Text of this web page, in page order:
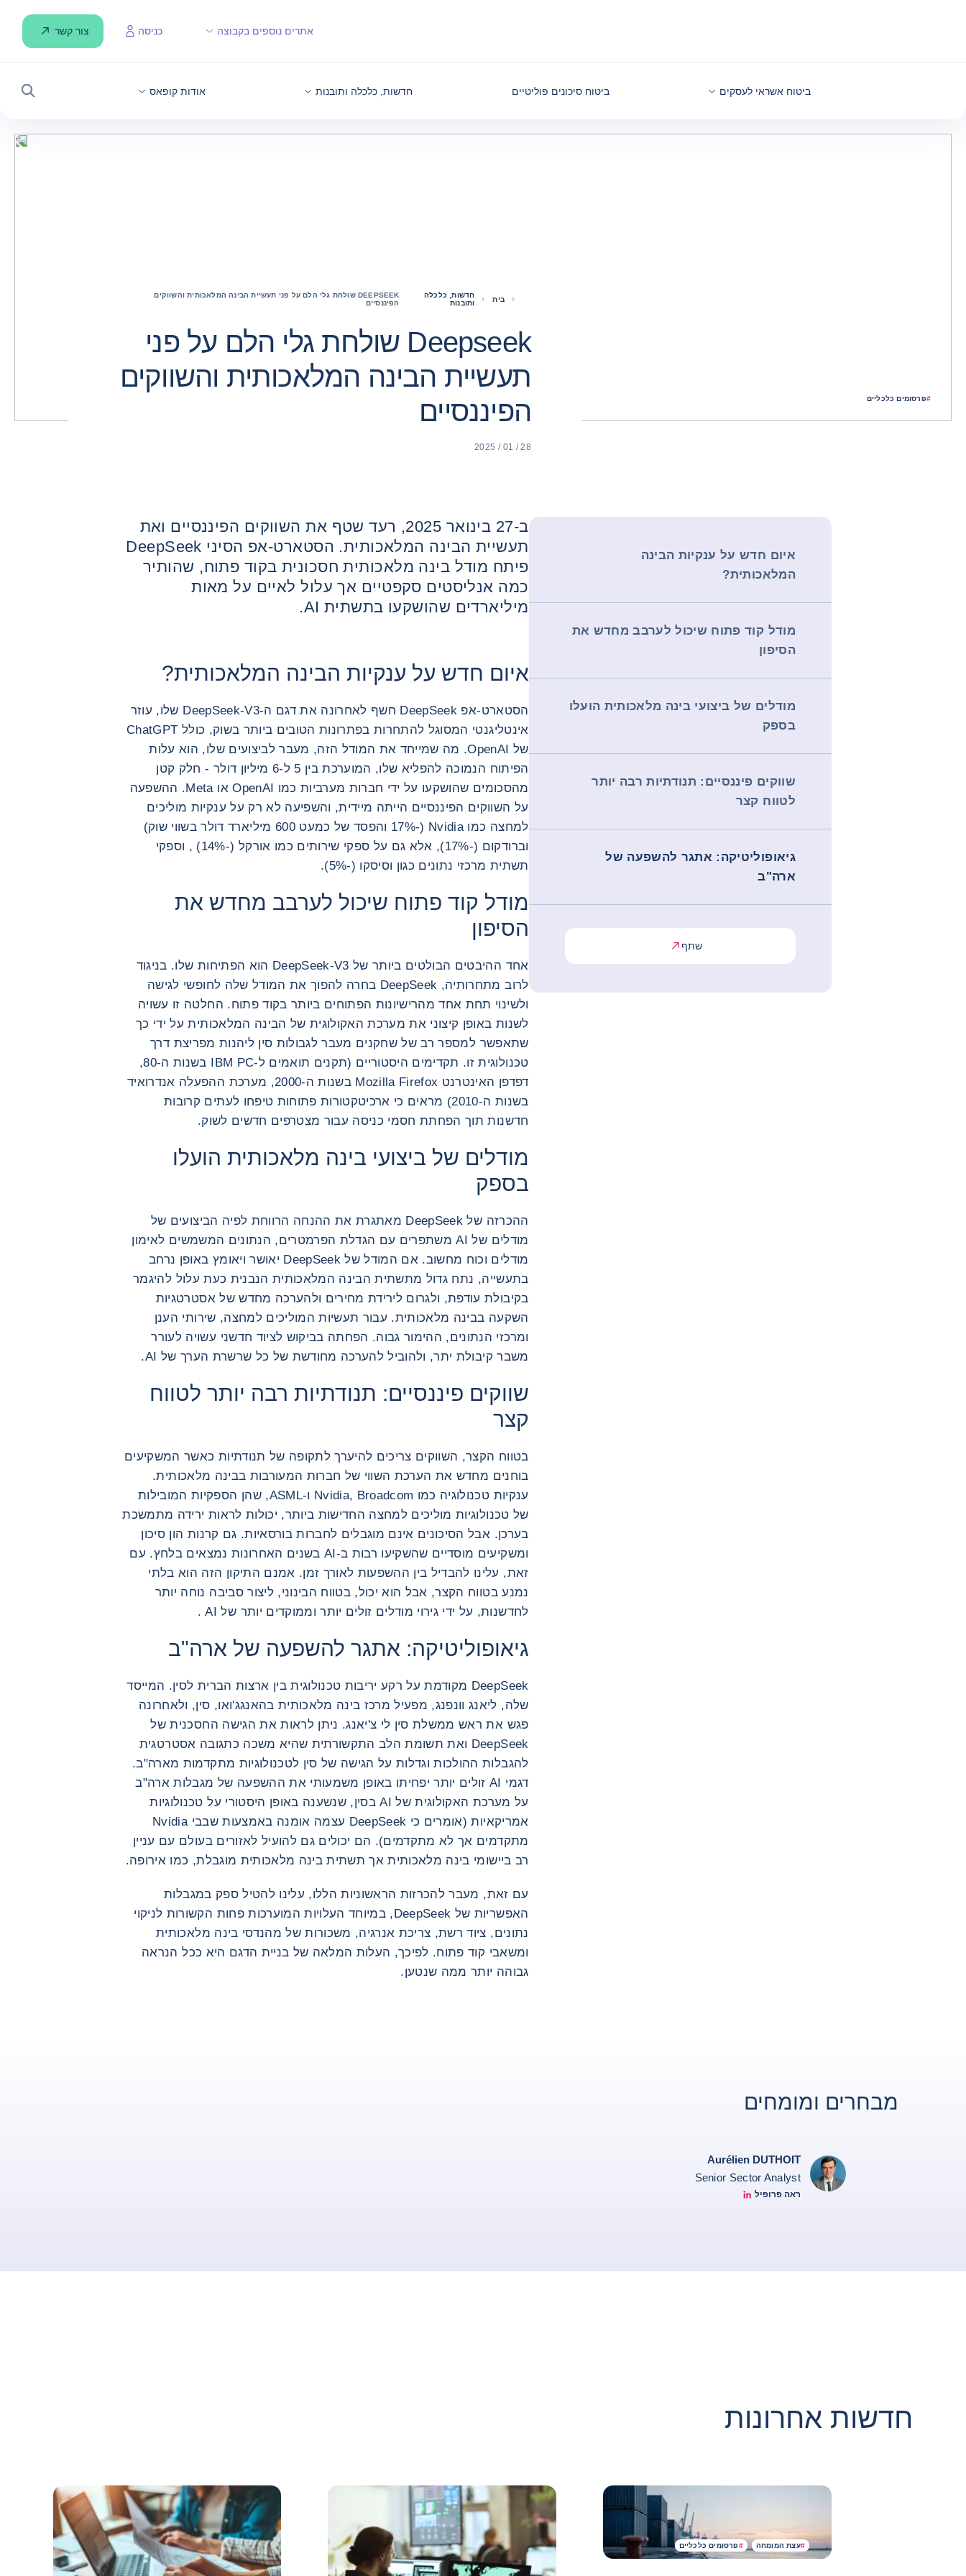
ביטוח אשראי לעסקים ביטוח סיכונים פוליטיים חדשות, כלכלה ותובנות אודות קופאס
חיפוש
אתרים נוספים בקבוצה כניסה צור קשר
#פרסומים כלכליים
בית
חדשות, כלכלה
ותובנות
DEEPSEEK שולחת גלי הלם על פני תעשיית הבינה המלאכותית והשווקים
הפיננסיים
Deepseek שולחת גלי הלם על פני
תעשיית הבינה המלאכותית והשווקים
הפיננסיים
28 / 01 / 2025
איום חדש על ענקיות הבינה
המלאכותית?
מודל קוד פתוח שיכול לערבב מחדש את
הסיפון
מודלים של ביצועי בינה מלאכותית הועלו
בספק
שווקים פיננסיים: תנודתיות רבה יותר
לטווח קצר
גיאופוליטיקה: אתגר להשפעה של
ארה"ב
שתף
ב-27 בינואר 2025, רעד שטף את השווקים הפיננסיים ואת
תעשיית הבינה המלאכותית. הסטארט-אפ הסיני DeepSeek
פיתח מודל בינה מלאכותית חסכונית בקוד פתוח, שהותיר
כמה אנליסטים סקפטיים אך עלול לאיים על מאות
מיליארדים שהושקעו בתשתית AI.
איום חדש על ענקיות הבינה המלאכותית?
הסטארט-אפ DeepSeek חשף לאחרונה את דגם ה-DeepSeek-V3 שלו, עוזר
אינטליגנטי המסוגל להתחרות בפתרונות הטובים ביותר בשוק, כולל ChatGPT
של OpenAI. מה שמייחד את המודל הזה, מעבר לביצועים שלו, הוא עלות
הפיתוח הנמוכה להפליא שלו, המוערכת בין 5 ל-6 מיליון דולר - חלק קטן
מהסכומים שהושקעו על ידי חברות מערביות כמו OpenAI או Meta. ההשפעה
על השווקים הפיננסיים הייתה מיידית, והשפיעה לא רק על ענקיות מוליכים
למחצה כמו Nvidia (-17% והפסד של כמעט 600 מיליארד דולר בשווי שוק)
וברודקום (-17%), אלא גם על ספקי שירותים כמו אורקל (-14%) , וספקי
תשתית מרכזי נתונים כגון וסיסקו (-5%).
מודל קוד פתוח שיכול לערבב מחדש את
הסיפון
אחד ההיבטים הבולטים ביותר של DeepSeek-V3 הוא הפתיחות שלו. בניגוד
לרוב מתחרותיה, DeepSeek בחרה להפוך את המודל שלה לחופשי לגישה
ולשינוי תחת אחד מהרישיונות הפתוחים ביותר בקוד פתוח. החלטה זו עשויה
לשנות באופן קיצוני את מערכת האקולוגית של הבינה המלאכותית על ידי כך
שתאפשר למספר רב של שחקנים מעבר לגבולות סין ליהנות מפריצת דרך
טכנולוגית זו. תקדימים היסטוריים (תקנים תואמים ל-IBM PC בשנות ה-80,
דפדפן האינטרנט Mozilla Firefox בשנות ה-2000, מערכת ההפעלה אנדרואיד
בשנות ה-2010) מראים כי ארכיטקטורות פתוחות טיפחו לעתים קרובות
חדשנות תוך הפחתת חסמי כניסה עבור מצטרפים חדשים לשוק.
מודלים של ביצועי בינה מלאכותית הועלו
בספק
ההכרזה של DeepSeek מאתגרת את ההנחה הרווחת לפיה הביצועים של
מודלים של AI משתפרים עם הגדלת הפרמטרים, הנתונים המשמשים לאימון
מודלים וכוח מחשוב. אם המודל של DeepSeek יאושר ויאומץ באופן נרחב
בתעשייה, נתח גדול מתשתית הבינה המלאכותית הנבנית כעת עלול להיגמר
בקיבולת עודפת, ולגרום לירידת מחירים ולהערכה מחדש של אסטרטגיות
השקעה בבינה מלאכותית. עבור תעשיות המוליכים למחצה, שירותי הענן
ומרכזי הנתונים, ההימור גבוה. הפחתה בביקוש לציוד חדשני עשויה לעורר
משבר קיבולת יתר, ולהוביל להערכה מחודשת של כל שרשרת הערך של AI.
שווקים פיננסיים: תנודתיות רבה יותר לטווח
קצר
בטווח הקצר, השווקים צריכים להיערך לתקופה של תנודתיות כאשר המשקיעים
בוחנים מחדש את הערכת השווי של חברות המעורבות בבינה מלאכותית.
ענקיות טכנולוגיה כמו Nvidia, Broadcom ו-ASML, שהן הספקיות המובילות
של טכנולוגיות מוליכים למחצה החדישות ביותר, יכולות לראות ירידה מתמשכת
בערכן. אבל הסיכונים אינם מוגבלים לחברות בורסאיות. גם קרנות הון סיכון
ומשקיעים מוסדיים שהשקיעו רבות ב-AI בשנים האחרונות נמצאים בלחץ. עם
זאת, עלינו להבדיל בין ההשפעות לאורך זמן. אמנם התיקון הזה הוא בלתי
נמנע בטווח הקצר, אבל הוא יכול, בטווח הבינוני, ליצור סביבה נוחה יותר
לחדשנות, על ידי גירוי מודלים זולים יותר וממוקדים יותר של AI .
גיאופוליטיקה: אתגר להשפעה של ארה"ב
DeepSeek מקודמת על רקע יריבות טכנולוגית בין ארצות הברית לסין. המייסד
שלה, ליאנג וונפנג, מפעיל מרכז בינה מלאכותית בהאנגג'ואו, סין, ולאחרונה
פגש את ראש ממשלת סין לי צ'יאנג. ניתן לראות את הגישה החסכנית של
DeepSeek ואת תשומת הלב התקשורתית שהיא משכה כתגובה אסטרטגית
להגבלות ההולכות וגדלות על הגישה של סין לטכנולוגיות מתקדמות מארה"ב.
דגמי AI זולים יותר יפחיתו באופן משמעותי את ההשפעה של מגבלות ארה"ב
על מערכת האקולוגית של AI בסין, שנשענה באופן היסטורי על טכנולוגיות
אמריקאיות (אומרים כי DeepSeek עצמה אומנה באמצעות שבבי Nvidia
מתקדמים אך לא מתקדמים). הם יכולים גם להועיל לאזורים בעולם עם עניין
רב ביישומי בינה מלאכותית אך תשתית בינה מלאכותית מוגבלת, כמו אירופה.
עם זאת, מעבר להכרזות הראשוניות הללו, עלינו להטיל ספק במגבלות
האפשריות של DeepSeek, במיוחד העלויות המוערכות פחות הקשורות לניקוי
נתונים, ציוד רשת, צריכת אנרגיה, משכורות של מהנדסי בינה מלאכותית
ומשאבי קוד פתוח. לפיכך, העלות המלאה של בניית הדגם היא ככל הנראה
גבוהה יותר ממה שנטען.
מבחרים ומומחים
Aurélien DUTHOIT
Senior Sector Analyst
ראה פרופיל
Aurélien Duthoit Linkedin profile
חדשות אחרונות
#עצת המומחה #פרסומים כלכליים